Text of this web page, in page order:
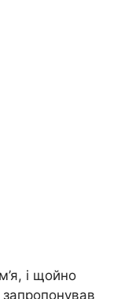
і щойно
запропонував